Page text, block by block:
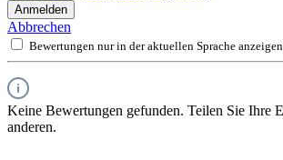
Anmelden
Abbrechen
Bewertungen nur in der aktuellen Sprache
Keine Bewertungen gefunden. Teilen Sie Ihre
anderen.